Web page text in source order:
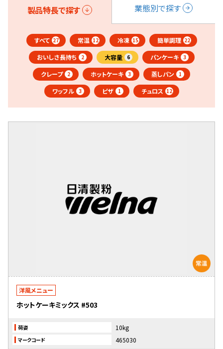
製品特長で探す 業態別で探す
すべて 27 常温 12 冷凍 15 簡単調理 22
おいしさ長持ち 2 大容量 6 パンケーキ 3
クレープ 2 ホットケーキ 3 蒸しパン 1
ワッフル 3 ピザ 1 チュロス 12
洋風メニュー
ホットケーキミックス #503
荷姿 10kg
マークコード 465030